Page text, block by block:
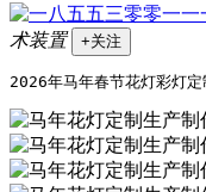
术装置
+关注
2026年马年春节花灯彩灯